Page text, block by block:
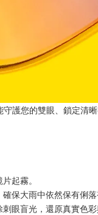
護您的雙眼、鎖定清
起霧。
保大雨中依然保有俐落
眼盲光，還原真實色彩